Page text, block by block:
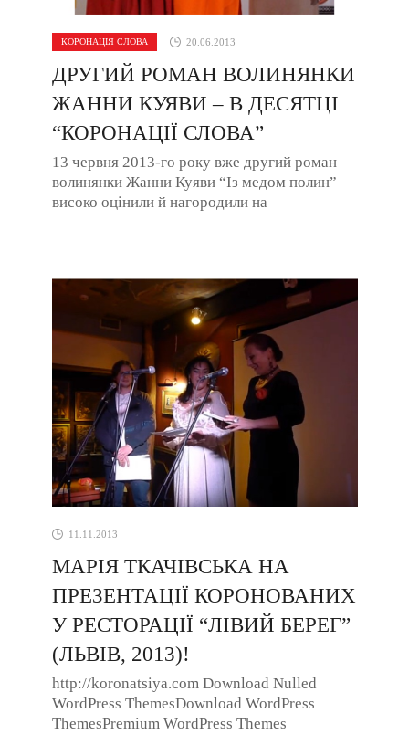
КОРОНАЦІЯ СЛОВА 20.06.2013
ДРУГИЙ РОМАН ВОЛИНЯНКИ
ЖАННИ КУЯВИ – В ДЕСЯТЦІ
“КОРОНАЦІЇ СЛОВА”
13 червня 2013-го року вже другий роман
волинянки Жанни Куяви “Із медом полин”
високо оцінили й нагородили на
11.11.2013
МАРІЯ ТКАЧІВСЬКА НА
ПРЕЗЕНТАЦІЇ КОРОНОВАНИХ
У РЕСТОРАЦІЇ “ЛІВИЙ БЕРЕГ”
(ЛЬВІВ, 2013)!
http://koronatsiya.com Download Nulled
WordPress ThemesDownload WordPress
ThemesPremium WordPress Themes